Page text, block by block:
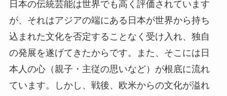
日本の伝統芸能は世界でも高く評価されています
が、それはアジアの端にある日本が世界から持ち
込まれた文化を否定することなく受け入れ、独自
の発展を遂げてきたからです。また、そこには日
本人の心（親子・主従の思いなど）が根底に流れ
ています。しかし、戦後、欧米からの文化が溢れ